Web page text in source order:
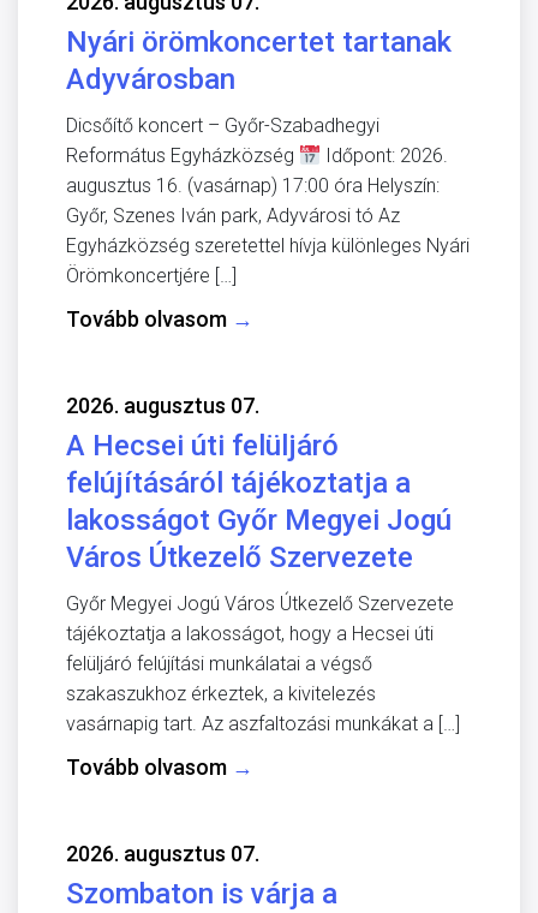
Nyári örömkoncertet tartanak
Adyvárosban
Dicsőítő koncert – Győr-Szabadhegyi
Református Egyházközség
Időpont: 2026.
augusztus 16. (vasárnap) 17:00 óra Helyszín:
Győr, Szenes Iván park, Adyvárosi tó Az
Egyházközség szeretettel hívja különleges Nyári
Örömkoncertjére […]
Tovább olvasom →
2026. augusztus 07.
A Hecsei úti felüljáró
felújításáról tájékoztatja a
lakosságot Győr Megyei Jogú
Város Útkezelő Szervezete
Győr Megyei Jogú Város Útkezelő Szervezete
tájékoztatja a lakosságot, hogy a Hecsei úti
felüljáró felújítási munkálatai a végső
szakaszukhoz érkeztek, a kivitelezés
vasárnapig tart. Az aszfaltozási munkákat a […]
Tovább olvasom →
2026. augusztus 07.
Szombaton is várja a